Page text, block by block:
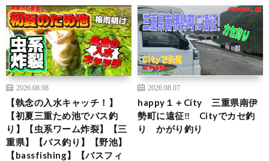
2026.08.08
【執念の入水キャッチ！】
【初夏三重ため池でバス釣
り】【虫系ワーム炸裂】【三
重県】【バス釣り】【野池】
【bassfishing】【バスフィ
2026.08.07
happy１＋City 三重県南伊
勢町に遠征‼ Cityでカセ釣
り かがり釣り